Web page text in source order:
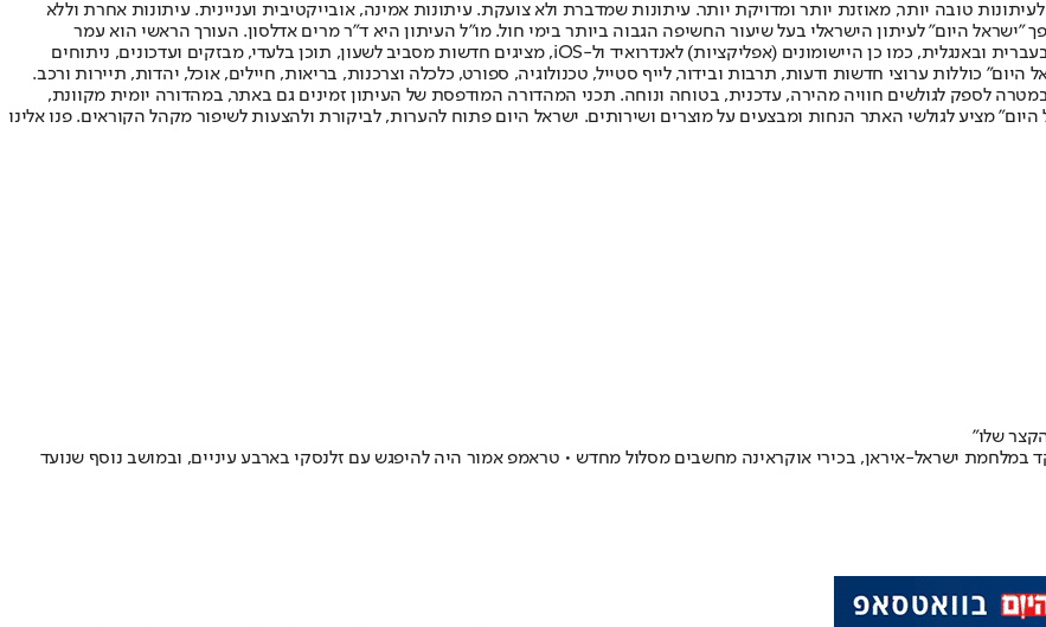
טובה יותר, מאוזנת יותר ומדויקת יותר. עיתונות שמדברת ולא צועקת. עיתונות אמינה, אובייקטיבית ועניינית. עיתונות אחרת וללא
המהדורה המודפסת הראשונה פורסמה ב-30 ביולי 2007, וב-2010 הפך "ישראל היום" לעיתון הישראלי בעל שיעור החשיפה הגבוה ביותר בימי חול. מו"ל העיתון היא ד"ר מרים אדלסון. העורך הראשי הוא עמר
לחמנוביץ, והעורך המייסד הוא עמוס רגב. אתרי האינטרנט של "ישראל היום" בעברית ובאנגלית, כמו כן היישומונים (אפליקציות) לאנדרואיד ול-iOS, מציגים חדשות מסביב לשעון, תוכן בלעדי, מבזקים ועדכונים, ניתוחים
כוללות ערוצי חדשות ודעות, תרבות ובידור, לייף סטייל, טכנולוגיה, ספורט, כלכלה וצרכנות, בריאות, חיילים, אוכל, יהדות, תיירות ורכב.
במטרה לספק לגולשים חוויה מהירה, עדכנית, בטוחה ונוחה. תכני המהדורה המודפסת של העיתון זמינים גם באתר, במהדורה יומית מקוונת,
מציע לגולשי האתר הנחות ומבצעים על מוצרים ושירותים. ישראל היום פתוח להערות, לביקורת ולהצעות לשיפור מקהל הקוראים. פנו אלינו
ישראל-איראן, בכירי אוקראינה מחשבים מסלול מחדש • טראמפ אמור היה להיפגש עם זלנסקי בארבע עיניים, ובמושב נוסף שנועד